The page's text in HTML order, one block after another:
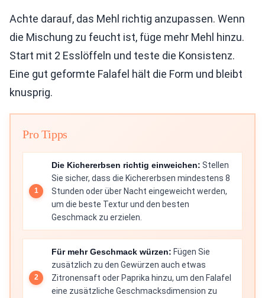
Achte darauf, das Mehl richtig anzupassen. Wenn
die Mischung zu feucht ist, füge mehr Mehl hinzu.
Start mit 2 Esslöffeln und teste die Konsistenz.
Eine gut geformte Falafel hält die Form und bleibt
knusprig.
Pro Tipps
Die Kichererbsen richtig einweichen: Stellen
Sie sicher, dass die Kichererbsen mindestens 8
Stunden oder über Nacht eingeweicht werden,
um die beste Textur und den besten
Geschmack zu erzielen.
Für mehr Geschmack würzen: Fügen Sie
zusätzlich zu den Gewürzen auch etwas
Zitronensaft oder Paprika hinzu, um den Falafel
eine zusätzliche Geschmacksdimension zu